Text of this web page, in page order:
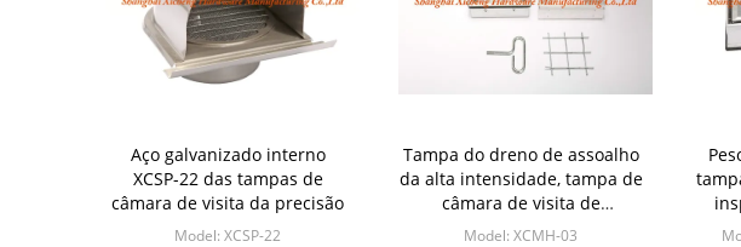
Aço galvanizado interno
XCSP-22 das tampas de
câmara de visita da precisão
Model: XCSP-22
Tampa do dreno de assoalho
da alta intensidade, tampa de
câmara de visita de
alumínio 300*300
Model: XCMH-03